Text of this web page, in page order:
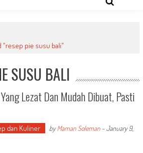
"resep pie susu bali"
SUSU BALI
Lezat Dan Mudah Dibuat, Pasti
dan Kuliner byMaman Soleman-January 9,